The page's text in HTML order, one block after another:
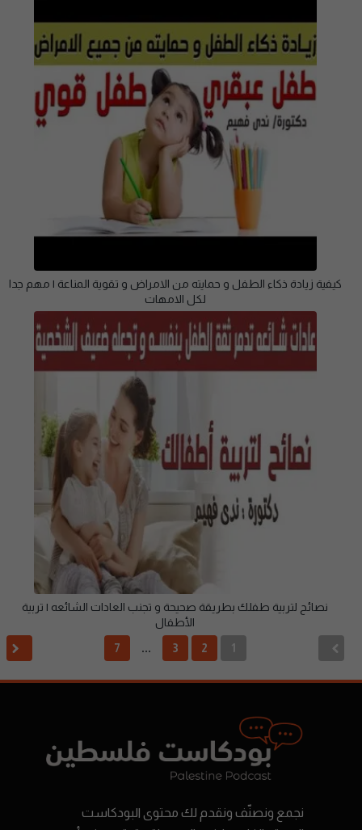
كيفية زيادة ذكاء الطفل و حمايته من الامراض و تقوية المناعة | مهم جدا
لكل الامهات
نصائح لتربية طفلك بطريقة صحيحة و تجنب العادات الشائعه | تربية
الأطفال
1
2
3
…
7
نجمع ونصنّف ونقدم لك محتوى البودكاست